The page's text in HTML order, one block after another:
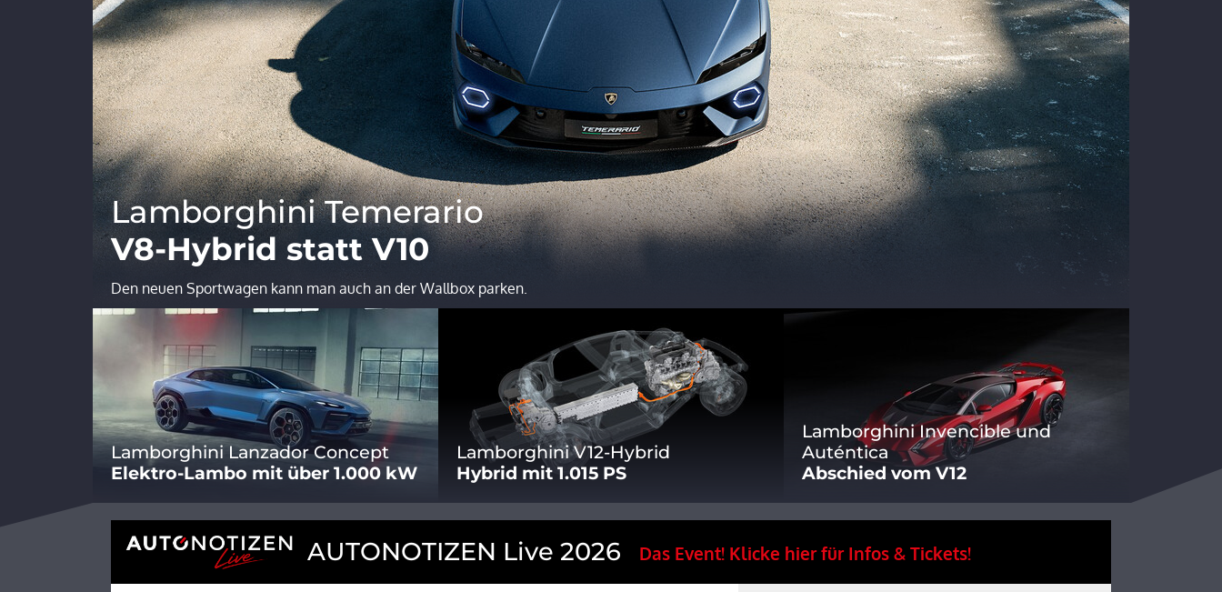
Lamborghini Temerario
V8-Hybrid statt V10
Den neuen Sportwagen kann man auch an der Wallbox parken.
Lamborghini Lanzador Concept
Elektro-Lambo mit über 1.000 kW
Lamborghini V12-Hybrid
Hybrid mit 1.015 PS
Lamborghini Invencible und
Auténtica
Abschied vom V12
AUTONOTIZEN Live 2026 Das Event! Klicke hier für Infos & Tickets!